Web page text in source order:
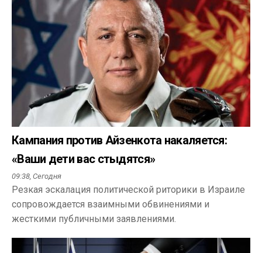
Кампания против Айзенкота накаляется:
«Ваши дети вас стыдятся»
09:38, Сегодня
Резкая эскалация политической риторики в Израиле
сопровождается взаимными обвинениями и
жесткими публичными заявлениями.